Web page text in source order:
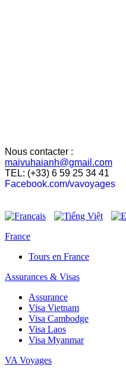
Nous contacter :
maivuhaianh@gmail.com
TEL: (+33) 6 59 25 34 41
Facebook.com/vavoyages
France
Tours en France
Assurances & Visas
Assurance
Visa Vietnam
Visa Cambodge
Visa Laos
Visa Myanmar
VA Voyages